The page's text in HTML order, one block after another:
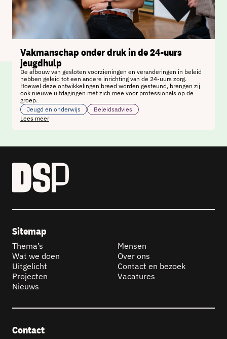
Vakmanschap onder druk in de 24‑uurs
jeugdhulp
De afbouw van gesloten voorzieningen en veranderingen in beleid
hebben geleid tot een andere inrichting van de 24‑uurs zorg.
Hoewel deze ontwikkelingen breed worden gesteund, brengen zij
ook nieuwe uitdagingen met zich mee voor professionals op de
groep.
Jeugd en onderwijs
Beleidsadvies
Lees meer
Sitemap
Thema’s
Wat we doen
Uitgelicht
Projecten
Nieuws
Mensen
Over ons
Contact en bezoek
Vacatures
Contact